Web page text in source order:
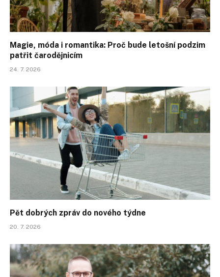
Magie, móda i romantika: Proč bude letošní podzim
patřit čarodějnicím
24. 7. 2026
Pět dobrých zpráv do nového týdne
20. 7. 2026